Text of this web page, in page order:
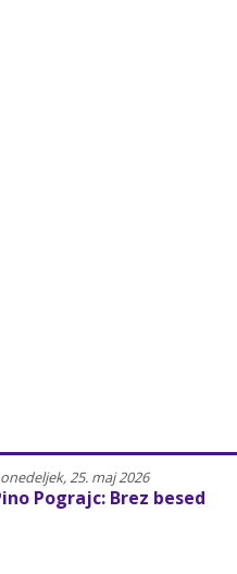
25. maj 2026
Pograjc: Brez besed